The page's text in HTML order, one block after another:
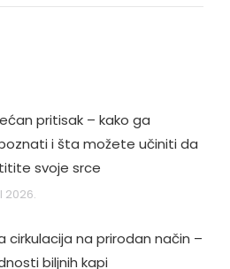
pritisak – kako ga
i šta možete učiniti da
svoje srce
2026.
cirkulacija na prirodan način –
biljnih kapi